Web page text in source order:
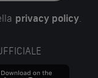
privacy policy.